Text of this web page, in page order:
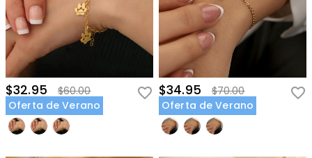
$32.95
$60.00
Oferta de Verano
$34.95
$70.00
Oferta de Verano